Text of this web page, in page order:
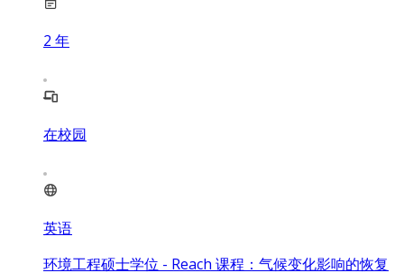
2 年
在校园
英语
环境工程硕士学位 - Reach 课程：气候变化影响的恢复